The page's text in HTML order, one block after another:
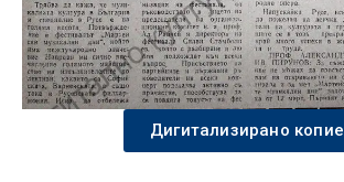
Дигитализирано копие